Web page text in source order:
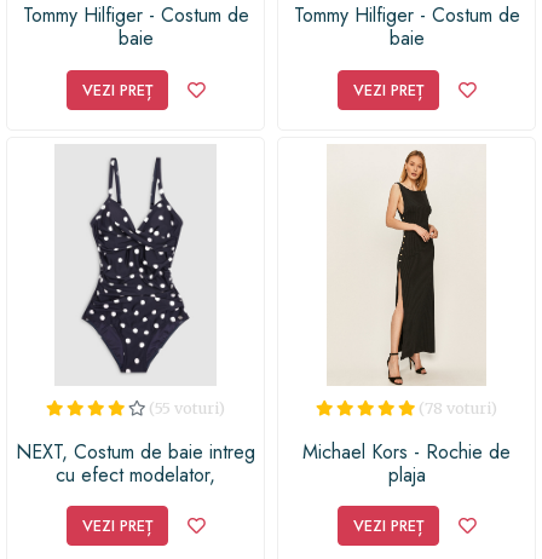
Tommy Hilfiger - Costum de
baie
VEZI PREȚ
Tommy Hilfiger - Costum de
baie
VEZI PREȚ
(55 voturi)
NEXT, Costum de baie intreg
cu efect modelator,
VEZI PREȚ
(78 voturi)
Michael Kors - Rochie de
plaja
VEZI PREȚ